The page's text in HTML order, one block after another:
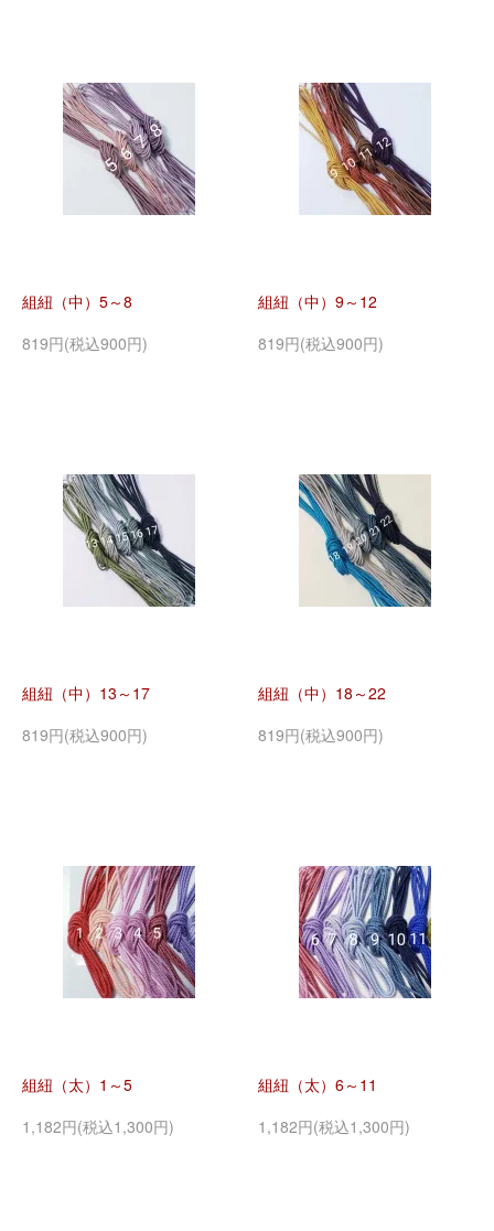
組紐（中）5～8
819円(税込900円)
組紐（中）9～12
819円(税込900円)
組紐（中）13～17
819円(税込900円)
組紐（中）18～22
819円(税込900円)
組紐（太）1～5
1,182円(税込1,300円)
組紐（太）6～11
1,182円(税込1,300円)